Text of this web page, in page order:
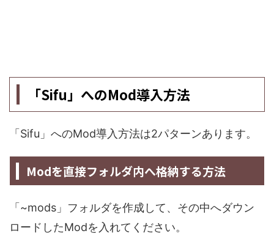
「Sifu」へのMod導入方法
「Sifu」へのMod導入方法は2パターンあります。
Modを直接フォルダ内へ格納する方法
「~mods」フォルダを作成して、その中へダウン
ロードしたModを入れてください。